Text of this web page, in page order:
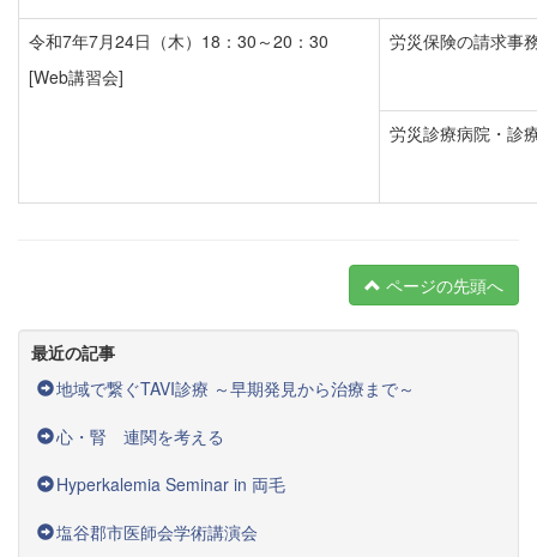
令和7年7月24日（木）18：30～20：30
[Web講習会]
労災保険の請求事
労災診療病院・診
ページの先頭へ
最近の記事
地域で繋ぐTAVI診療 ～早期発見から治療まで～
心・腎 連関を考える
Hyperkalemia Seminar in 両毛
塩谷郡市医師会学術講演会